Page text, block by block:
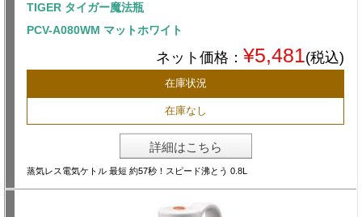
TIGER タイガー魔法瓶
PCV-A080WM マットホワイト
ネット価格： ¥5,481(税込)
在庫状況
在庫なし
詳細はこちら
蒸気レス電気ケトル 最短 約57秒！スピード沸とう 0.8L